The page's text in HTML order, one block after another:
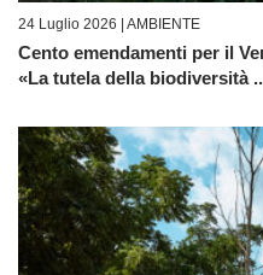
24 Luglio 2026 | AMBIENTE
Cento emendamenti per il
«La tutela della biodiversità